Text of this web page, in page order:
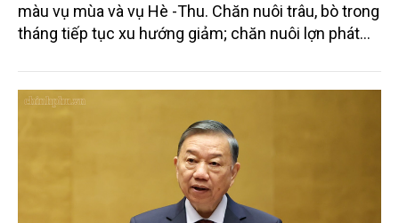
màu vụ mùa và vụ Hè -Thu. Chăn nuôi trâu, bò trong
tháng tiếp tục xu hướng giảm; chăn nuôi lợn phát
trưởng khá. Diện tích rừng trồng mới và sản lượng
thủy sản đều tăng nhẹ.